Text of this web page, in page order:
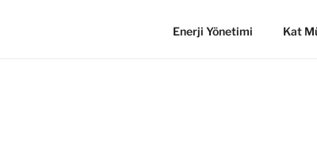
Enerji Yönetimi Kat